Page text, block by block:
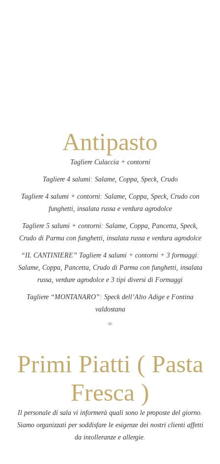
Antipasto
Tagliere Culaccia + contorni
Tagliere 4 salumi: Salame, Coppa, Speck, Crudo
Tagliere 4 salumi + contorni: Salame, Coppa, Speck, Crudo con
funghetti, insalata russa e verdura agrodolce
Tagliere 5 salumi + contorni: Salame, Coppa, Pancetta, Speck,
Crudo di Parma con funghetti, insalata russa e verdura agrodolce
“IL CANTINIERE” Tagliere 4 salumi + contorni + 3 formaggi:
Salame, Coppa, Pancetta, Crudo di Parma con funghetti, insalata
russa, verdure agrodolce e 3 tipi diversi di Formaggi
Tagliere “MONTANARO”: Speck dell’Alto Adige e Fontina
valdostana
Primi Piatti ( Pasta
Fresca )
Il personale di sala vi informerà quali sono le proposte del giorno.
Siamo organizzati per soddisfare le esigenze dei nostri clienti affetti
da intolleranze e allergie.